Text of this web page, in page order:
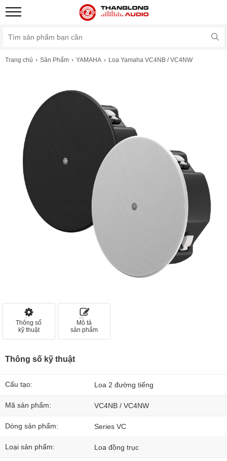
Trang chủ Sản Phẩm YAMAHA Loa Yamaha VC4NB / VC4NW
Thông số
kỹ thuật
Mô tả
sản phẩm
Thông số kỹ thuật
Cấu tạo: Loa 2 đường tiếng
Mã sản phẩm: VC4NB / VC4NW
Dòng sản phẩm: Series VC
Loại sản phẩm: Loa đồng trục